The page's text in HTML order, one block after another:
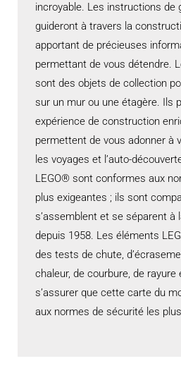
incroyable. Les instructions de
guideront à travers la
apportant de précieuses
permettant de vous détendre.
sont des objets de collection
sur un mur ou une étagère. Ils
expérience de construction
permettent de vous adonner à
les voyages et l’auto-
LEGO® sont conformes aux
plus exigeantes ; ils sont
s’assemblent et se séparent à
depuis 1958. Les éléments
des tests de chute,
chaleur, de courbure, de rayure
s’assurer que cette carte du
aux normes de sécurité les